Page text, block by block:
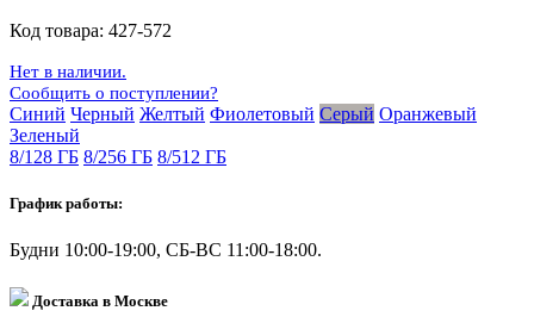
Код товара: 427-572
Нет в наличии.
Сообщить о поступлении?
Синий Черный Желтый Фиолетовый Серый Оранжевый
Зеленый
8/128 ГБ 8/256 ГБ 8/512 ГБ
График работы:
Будни 10:00-19:00, СБ-ВС 11:00-18:00.
Доставка в Москве